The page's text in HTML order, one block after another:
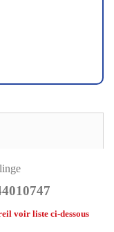
voir liste ci-dessous